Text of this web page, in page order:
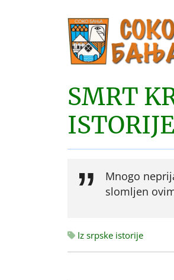
SMRT
Mnogo
slomljen
Iz srpske istorije